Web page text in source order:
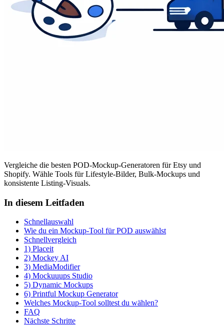
Vergleiche die besten POD-Mockup-Generatoren für Etsy und
Shopify. Wähle Tools für Lifestyle-Bilder, Bulk-Mockups und
konsistente Listing-Visuals.
In diesem Leitfaden
Schnellauswahl
Wie du ein Mockup-Tool für POD auswählst
Schnellvergleich
1) Placeit
2) Mockey AI
3) MediaModifier
4) Mockuuups Studio
5) Dynamic Mockups
6) Printful Mockup Generator
Welches Mockup-Tool solltest du wählen?
FAQ
Nächste Schritte